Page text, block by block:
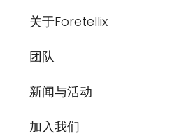
关于Foretellix
团队
新闻与活动
加入我们
随时选择退订。若要理解更多，